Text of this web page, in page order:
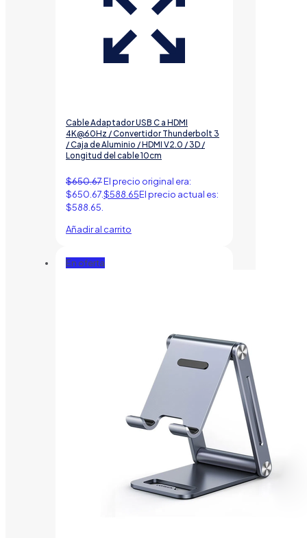
Cable Adaptador USB C a HDMI
4K@60Hz / Convertidor Thunderbolt 3
/ Caja de Aluminio / HDMI V2.0 / 3D /
Longitud del cable 10cm
$650.67El precio original era:
$650.67.$588.65El precio actual es:
$588.65.
Añadir al carrito
En oferta